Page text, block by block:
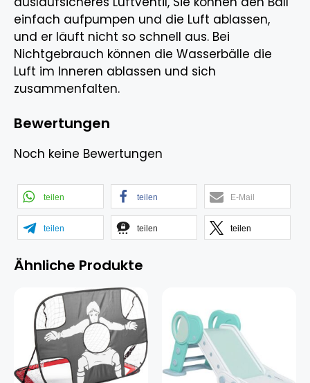
einfach aufpumpen und die Luft ablassen,
und er läuft nicht so schnell aus. Bei
Nichtgebrauch können die Wasserbälle die
Luft im Inneren ablassen und sich
zusammenfalten.
Bewertungen
Noch keine Bewertungen
teilen teilen E-Mail
teilen teilen teilen
Ähnliche Produkte